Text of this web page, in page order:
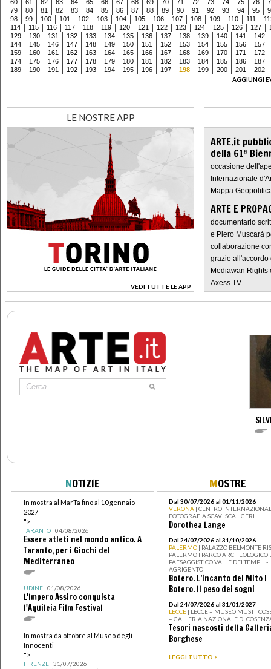
60 61 62 63 64 65 66 67 68 69 70 71 72 73 74 75 76
79
80 81 82 83 84 85 86 87 88 89 90 91 92 93 94 95
98
99 100 101 102 103 104 105 106 107 108 109 110 111
114
115 116 117 118 119 120 121 122 123 124 125 126 127
129
130 131 132 133 134 135 136 137 138 139 140 141
142
144
145 146 147 148 149 150 151 152 153 154 155 156
157
159
160 161 162 163 164 165 166 167 168 169 170 171
172
174
175 176 177 178 179 180 181 182 183 184 185 186
187
189
190 191 192 193 194 195 196 197 198 199 200 201
202
AGGIUNGI
LE NOSTRE APP
VEDI TUTTE LE APP
>
ARTE.it
della 61ª
occasione
Internazionale
Mappa
ARTE E
documentario
e Piero Muscarà
collaborazione
grazie all'accordo
Mediawan Rights
Axess TV.
NOTIZIE
In mostra al MarTa fino al 10 gennaio
2027
">
TARANTO| 04/08/2026
Essere atleti nel mondo antico. A
Taranto, per i Giochi del
Mediterraneo
UDINE| 01/08/2026
L'Impero Assiro conquista
l'Aquileia Film Festival
In mostra da ottobre al Museo degli
Innocenti
">
FIRENZE| 31/07/2026
MOSTRE
Dal 30/07/2026 al 01/11/2026
VERONA | CENTRO
FOTOGRAFIA SCAVI SCALIGERI
Dorothea Lange
Dal 24/07/2026 al 31/10/2026
PALERMO | PALAZZO BELMONTE
PALERMO I PARCO ARCHEOLOGICO
PAESAGGISTICO VALLE DEI TEMPLI -
AGRIGENTO
Botero. L’incanto del Mito I
Botero. Il peso dei sogni
Dal 24/07/2026 al 31/01/2027
LECCE | LECCE – MUSEO MUST I
– GALLERIA NAZIONALE DI
Tesori nascosti della
Borghese
LEGGI TUTTO >